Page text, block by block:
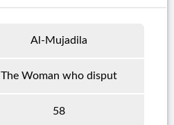
Al-Mujadila
The Woman who disput
58